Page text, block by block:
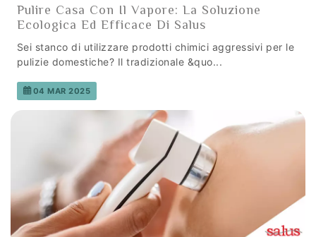
Pulire Casa Con Il Vapore: La Soluzione
Ecologica Ed Efficace Di Salus
Sei stanco di utilizzare prodotti chimici aggressivi per le
pulizie domestiche? Il tradizionale &quo...
04 MAR 2025